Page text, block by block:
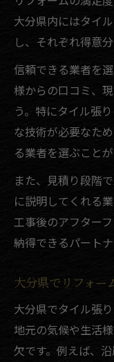
大分県内にはタイ
し、それぞれ得意
信頼できる業者を
様からの口コミ、
う。特にタイル張
な技術が必要なた
る業者を選ぶことが
また、見積り段階
に説明してくれる
工事後のアフター
納得できるパート
大分県でリフォー
大分県でタイル張
地元の気候や生活
欠です。例えば、